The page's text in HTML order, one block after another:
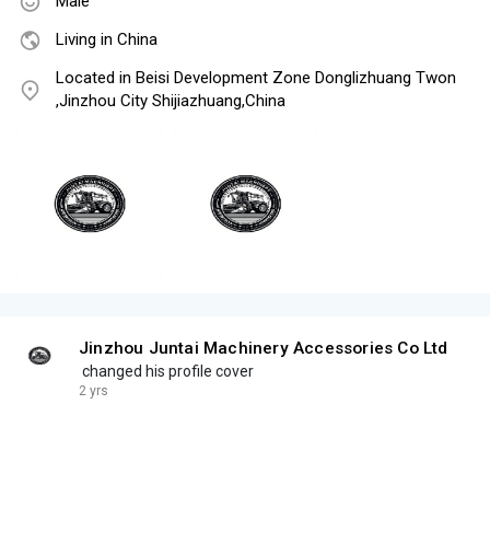
Living in China
Located in Beisi Development Zone Donglizhuang Twon
,Jinzhou City Shijiazhuang,China
Jinzhou Juntai Machinery Accessories Co Ltd
changed his profile cover
2 yrs